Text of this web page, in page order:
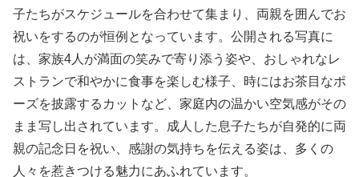
子たちがスケジュールを合わせて集まり、両親を囲んでお
祝いをするのが恒例となっています。公開される写真に
は、家族4人が満面の笑みで寄り添う姿や、おしゃれなレ
ストランで和やかに食事を楽しむ様子、時にはお茶目なポ
ーズを披露するカットなど、家庭内の温かい空気感がその
まま写し出されています。成人した息子たちが自発的に両
親の記念日を祝い、感謝の気持ちを伝える姿は、多くの
人々を惹きつける魅力にあふれています。